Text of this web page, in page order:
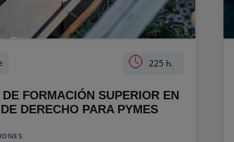
225 h.
FORMACIÓN SUPERIOR EN
DERECHO PARA PYMES